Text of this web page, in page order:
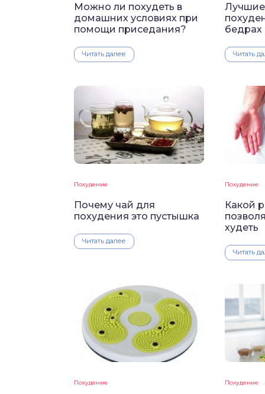
Можно ли похудеть в
домашних условиях при
помощи приседания?
Читать далее
бедрах
Читать
Похудение
Почему чай для
похудения это пустышка
Читать далее
Похудение
Какой
худеть
Читать
Похудение Похудение